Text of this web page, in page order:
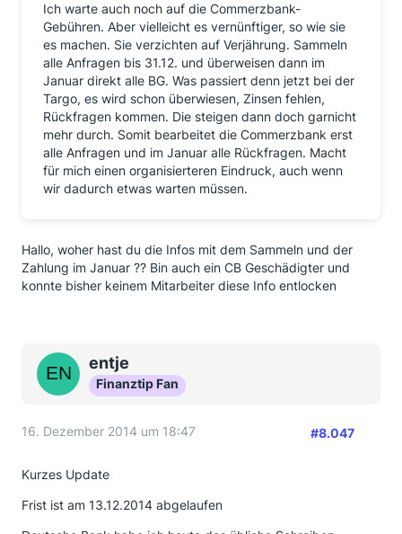
Ich warte auch noch auf die Commerzbank-
Gebühren. Aber vielleicht es vernünftiger, so wie sie
es machen. Sie verzichten auf Verjährung. Sammeln
alle Anfragen bis 31.12. und überweisen dann im
Januar direkt alle BG. Was passiert denn jetzt bei der
Targo, es wird schon überwiesen, Zinsen fehlen,
Rückfragen kommen. Die steigen dann doch garnicht
mehr durch. Somit bearbeitet die Commerzbank erst
alle Anfragen und im Januar alle Rückfragen. Macht
für mich einen organisierteren Eindruck, auch wenn
wir dadurch etwas warten müssen.
Hallo, woher hast du die Infos mit dem Sammeln und der
Zahlung im Januar ?? Bin auch ein CB Geschädigter und
konnte bisher keinem Mitarbeiter diese Info entlocken
entje
Finanztip Fan
16. Dezember 2014 um 18:47 #8.047
Kurzes Update
Frist ist am 13.12.2014 abgelaufen